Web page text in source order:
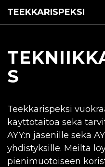
TEEKKARISPEKSI
S
Teekkarispeksi
käyttötaitoa sekä
AYY:n jäsenille sekä
yhdistyksille. Meiltä
pienimuotoiseen